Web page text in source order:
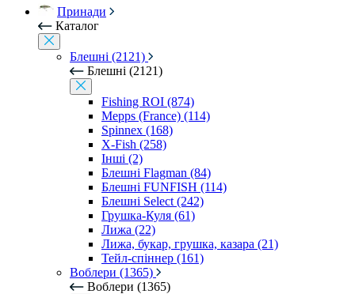
Принади
Каталог
Блешні (2121)
Блешні (2121)
Fishing ROI (874)
Mepps (France) (114)
Spinnex (168)
X-Fish (258)
Інші (2)
Блешні Flagman (84)
Блешні FUNFISH (114)
Блешні Select (242)
Грушка-Куля (61)
Лижа (22)
Лижа, букар, грушка, казара (21)
Тейл-спіннер (161)
Воблери (1365)
Воблери (1365)